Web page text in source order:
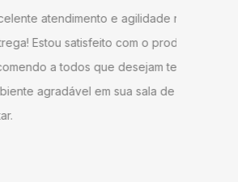
atendimento e agilidade na
satisfeito com o produto,
a todos que desejam ter um
agradável em sua sala de